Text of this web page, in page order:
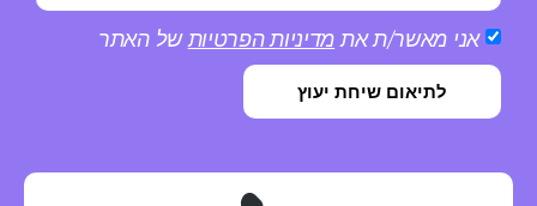
אני מאשר/ת את מדיניות הפרטיותשל האתר
לתיאום שיחת יעוץ